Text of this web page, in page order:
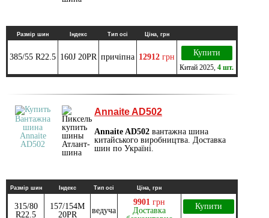
Размір шин Індекс Тип осі Ціна, грн
385/55 R22.5 160J 20PR причіпна 12912 грн Купити
Китай 2025 4 шт.
Annaite AD502
Annaite AD502 вантажна шина
китайського виробництва. Доставка
шин по Україні.
Размір шин Індекс Тип осі Ціна, грн
315/80
R22.5
157/154М
20PR
ведуча
9901 грн
Доставка
Купити